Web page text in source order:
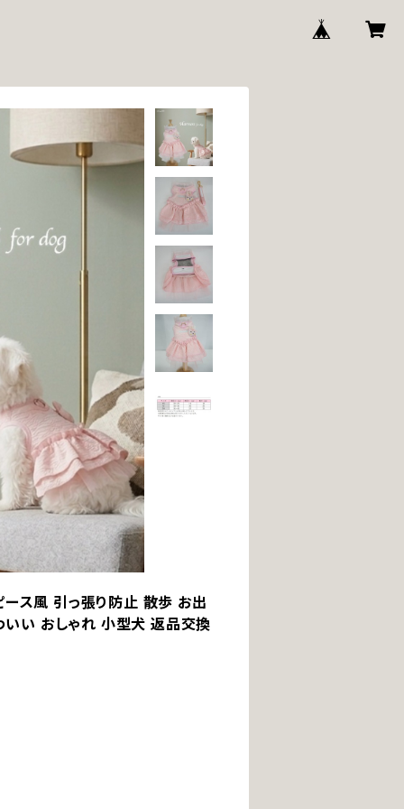
ス風 引っ張り防止 散歩 お出
い おしゃれ 小型犬 返品交換